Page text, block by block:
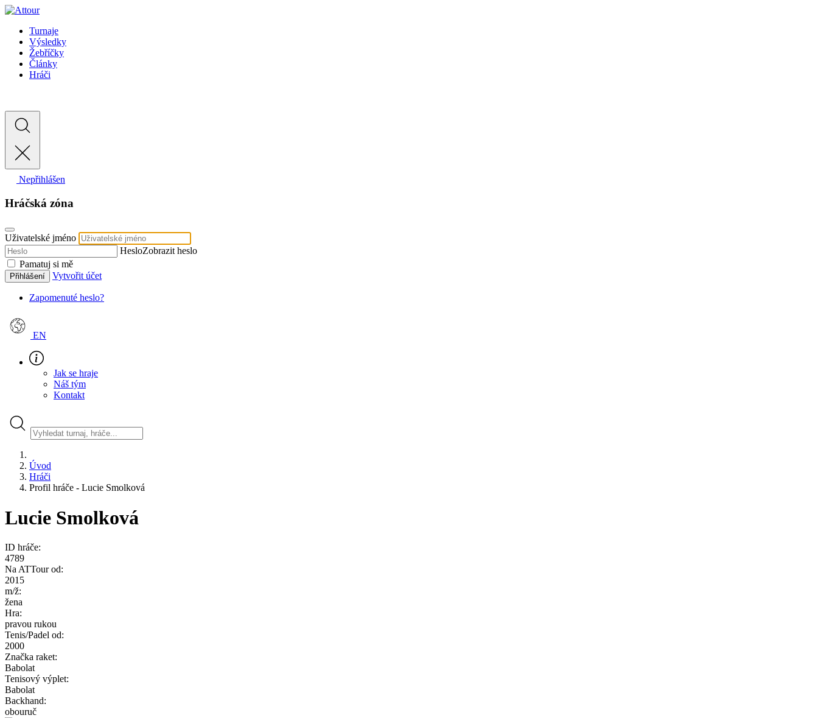
Turnaje
Výsledky
Žebříčky
Články
Hráči
Nepřihlášen
Hráčská zóna
Uživatelské jméno
HesloZobrazit heslo
Pamatuj si mě
Přihlášení Vytvořit účet
Zapomenuté heslo?
EN
Jak se hraje
Náš tým
Kontakt
Úvod
Hráči
Profil hráče - Lucie Smolková
Lucie Smolková
ID hráče:
4789
Na ATTour od:
2015
m/ž:
žena
Hra:
pravou rukou
Tenis/Padel od:
2000
Značka raket:
Babolat
Tenisový výplet:
Babolat
Backhand:
obouruč